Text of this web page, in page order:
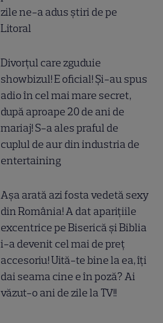
zile ne-a adus știri de pe
Litoral
Divorțul care zguduie
showbizul! E oficial! Și-au spus
adio în cel mai mare secret,
după aproape 20 de ani de
mariaj! S-a ales praful de
cuplul de aur din industria de
entertaining
Așa arată azi fosta vedetă sexy
din România! A dat aparițiile
excentrice pe Biserică și Biblia
i-a devenit cel mai de preț
accesoriu! Uită-te bine la ea, îți
dai seama cine e în poză? Ai
văzut-o ani de zile la TV!!